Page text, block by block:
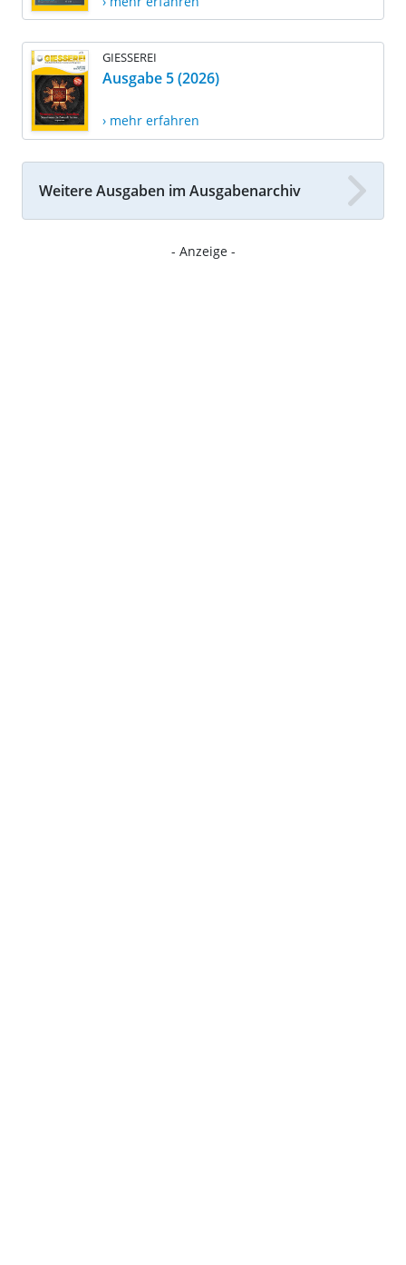
GIESSEREI
Ausgabe 5 (2026)
› mehr erfahren
Weitere Ausgaben im Ausgabenarchiv
- Anzeige -